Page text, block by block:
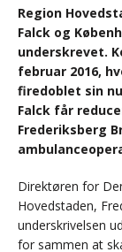
Region
Falck og
underskrevet.
februar 2016,
firedoblet sin
Falck får
Frederiksberg
Direktøren for
Hovedstaden,
underskrivelsen
for sammen at